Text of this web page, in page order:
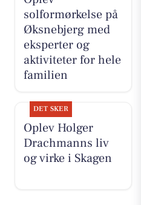
solformørkelse på
Øksnebjerg med
eksperter og
aktiviteter for hele
familien
DET SKER
Oplev Holger
Drachmanns liv
og virke i Skagen